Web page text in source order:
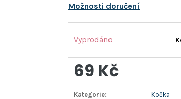
hvězdiček.
Možnosti doručení
Vyprodáno
69 Kč
Měrná
Kategorie: Kočka